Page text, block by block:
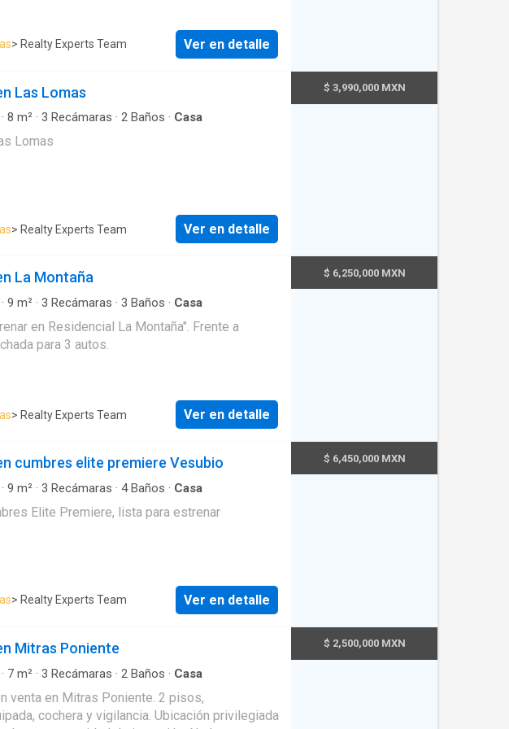
de seguridad en todo el fraccionamiento.
contemporáneo y acabados de lujo • Tres
• Amenidades exclusivas y seguridad
EasyBroker ID: EB-WQ3074
> Realty Experts Team Ver en detalle
Las Lomas
· 8 m² · 3 Recámaras · 2 Baños · Casa
Lomas
> Realty Experts Team Ver en detalle
$ 3,990,000 MXN
La Montaña
· 9 m² · 3 Recámaras · 3 Baños · Casa
en Residencial La Montaña". Frente a
para 3 autos.
> Realty Experts Team Ver en detalle
$ 6,250,000 MXN
cumbres elite premiere Vesubio
· 9 m² · 3 Recámaras · 4Baños · Casa
Elite Premiere, lista para estrenar
> Realty Experts Team Ver en detalle
$ 6,450,000 MXN
Mitras Poniente
· 7 m² · 3 Recámaras · 2 Baños · Casa
venta en Mitras Poniente. 2 pisos,
cochera y vigilancia. Ubicación privilegiada
$ 2,500,000 MXN